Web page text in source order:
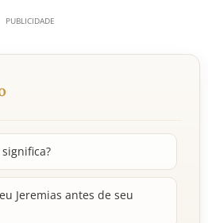
Jeremias antes de seu